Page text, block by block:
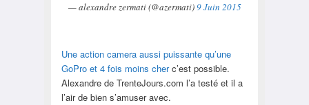
— alexandre zermati (@azermati)9 Juin 2015
Une action camera aussi puissante qu’une
GoPro et 4 fois moins cherc’est possible.
Alexandre de TrenteJours.com l’a testé et il a
l’air de bien s’amuser avec.